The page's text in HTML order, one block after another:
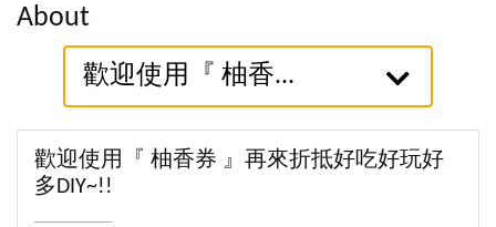
About
歡迎使用『 柚香...
歡迎使用『 柚香券 』再來折抵好吃好玩好
多DIY~!!